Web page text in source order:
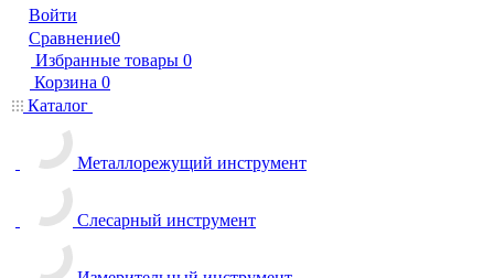
Войти
Сравнение0
Избранные товары 0
Корзина 0
Каталог
Металлорежущий инструмент
Слесарный инструмент